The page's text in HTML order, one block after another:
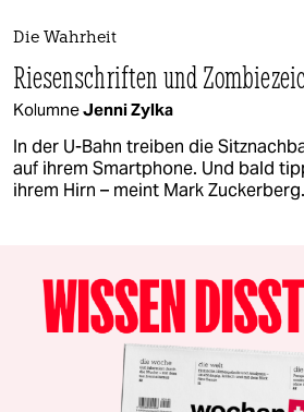
Die Wahrheit
Riesenschriften und
KolumneJenni Zylka
In der U-Bahn treiben die
auf ihrem Smartphone. Und bald
ihrem Hirn – meint Mark Zuckerberg.